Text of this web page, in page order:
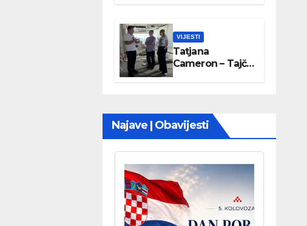
VIJESTI
Tatjana
Cameron – Tajči
posjetila
Najave | Obavijesti